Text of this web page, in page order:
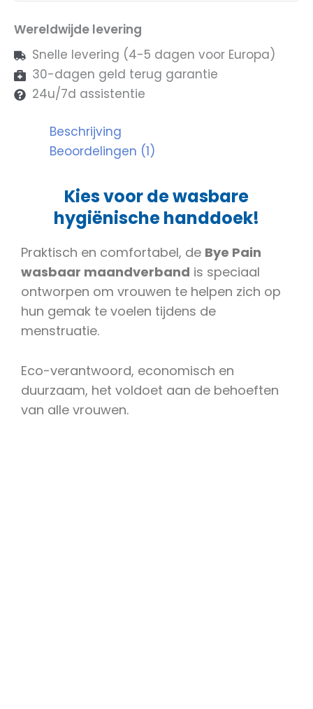
Wereldwijde levering
Snelle levering (4-5 dagen voor Europa)
30-dagen geld terug garantie
24u/7d assistentie
Beschrijving
Beoordelingen (1)
Kies voor de wasbare
hygiënische handdoek!
Praktisch en comfortabel, de Bye Pain
wasbaar maandverband is speciaal
ontworpen om vrouwen te helpen zich op
hun gemak te voelen tijdens de
menstruatie.
Eco-verantwoord, economisch en
duurzaam, het voldoet aan de behoeften
van alle vrouwen.